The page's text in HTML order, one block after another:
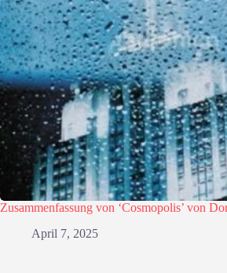
Zusammenfassung von ‘Cosmopolis’ von
April 7, 2025